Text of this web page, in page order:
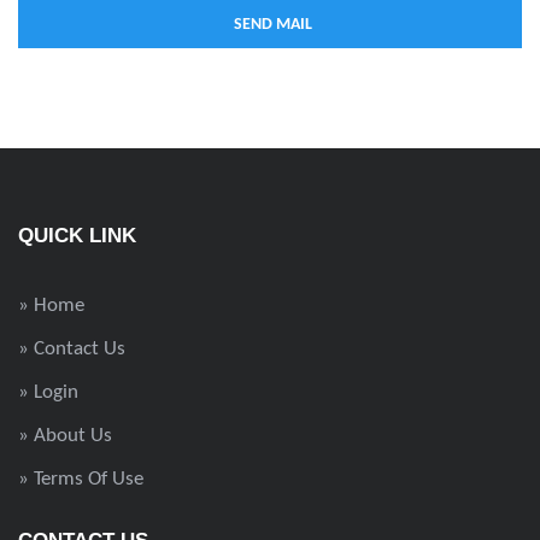
QUICK LINK
» Home
» Contact Us
» Login
» About Us
» Terms Of Use